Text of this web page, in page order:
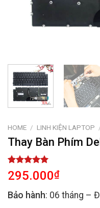
HOME / LINH KIỆN LAPTOP
Thay Bàn Phím
Rated 5.00
out of 5
2
customer
295.000₫
Bảo hành: 06 tháng –